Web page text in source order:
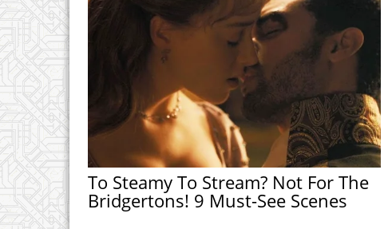
To Steamy To Stream? Not For The
Bridgertons! 9 Must-See Scenes